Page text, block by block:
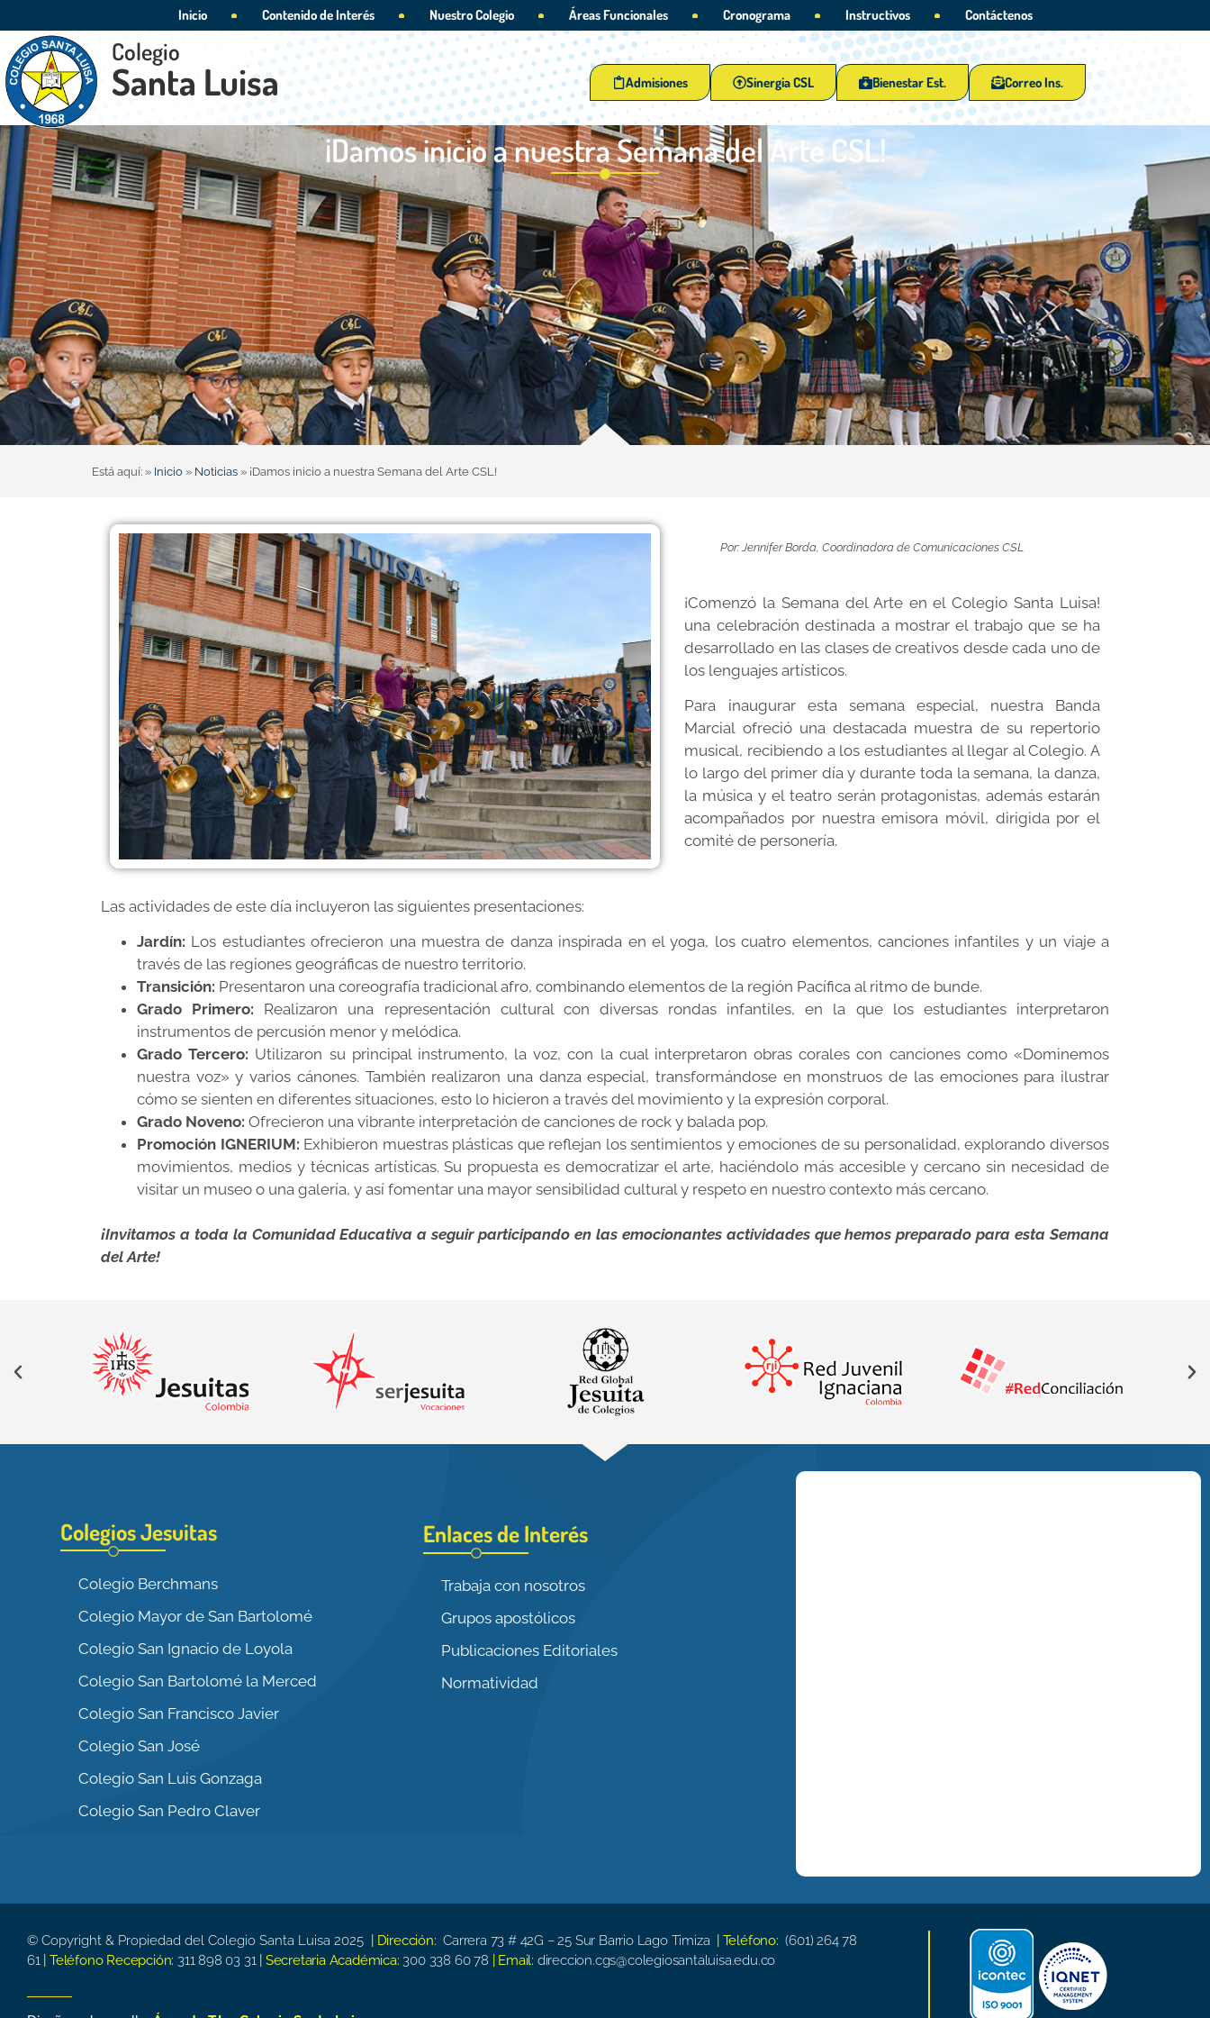
Inicio Contenido de Interés Nuestro Colegio Áreas Funcionales Cronograma Instructivos Contáctenos
Colegio
Santa Luisa Correo Ins.
Bienestar Est.
Sinergia CSL
Admisiones
¡Damos inicio a nuestra Semana del Arte CSL!
Está aquí: » Inicio » Noticias » ¡Damos inicio a nuestra Semana del Arte CSL!
Por: Jennifer Borda, Coordinadora de Comunicaciones CSL
¡Comenzó la Semana del Arte en el Colegio Santa Luisa!
una celebración destinada a mostrar el trabajo que se ha
desarrollado en las clases de creativos desde cada uno de
los lenguajes artísticos.
Para inaugurar esta semana especial, nuestra Banda
Marcial ofreció una destacada muestra de su repertorio
musical, recibiendo a los estudiantes al llegar al Colegio. A
lo largo del primer día y durante toda la semana, la danza,
la música y el teatro serán protagonistas, además estarán
acompañados por nuestra emisora móvil, dirigida por el
comité de personería.
Las actividades de este día incluyeron las siguientes presentaciones:
Jardín: Los estudiantes ofrecieron una muestra de danza inspirada en el yoga, los cuatro elementos, canciones infantiles y un viaje a
través de las regiones geográficas de nuestro territorio.
Transición: Presentaron una coreografía tradicional afro, combinando elementos de la región Pacífica al ritmo de bunde.
Grado Primero: Realizaron una representación cultural con diversas rondas infantiles, en la que los estudiantes interpretaron
instrumentos de percusión menor y melódica.
Grado Tercero: Utilizaron su principal instrumento, la voz, con la cual interpretaron obras corales con canciones como «Dominemos
nuestra voz» y varios cánones. También realizaron una danza especial, transformándose en monstruos de las emociones para ilustrar
cómo se sienten en diferentes situaciones, esto lo hicieron a través del movimiento y la expresión corporal.
Grado Noveno: Ofrecieron una vibrante interpretación de canciones de rock y balada pop.
Promoción IGNERIUM: Exhibieron muestras plásticas que reflejan los sentimientos y emociones de su personalidad, explorando diversos
movimientos, medios y técnicas artísticas. Su propuesta es democratizar el arte, haciéndolo más accesible y cercano sin necesidad de
visitar un museo o una galería, y así fomentar una mayor sensibilidad cultural y respeto en nuestro contexto más cercano.
¡Invitamos a toda la Comunidad Educativa a seguir participando en las emocionantes actividades que hemos preparado para esta Semana
del Arte!
Colegios Jesuitas
Colegio Berchmans
Colegio Mayor de San Bartolomé
Colegio San Ignacio de Loyola
Colegio San Bartolomé la Merced
Colegio San Francisco Javier
Colegio San José
Colegio San Luis Gonzaga
Colegio San Pedro Claver
Enlaces de Interés
Trabaja con nosotros
Grupos apostólicos
Publicaciones Editoriales
Normatividad
© Copyright & Propiedad del Colegio Santa Luisa 2025 | Dirección: Carrera 73 # 42G – 25 Sur Barrio Lago Timiza | Teléfono: (601) 264 78
61 | Teléfono Recepción: 311 898 03 31 | Secretaria Académica: 300 338 60 78 | Email: direccion.cgs@colegiosantaluisa.edu.co